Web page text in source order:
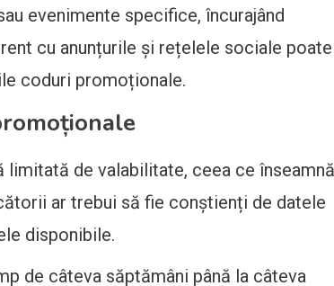
evenimente specifice, încurajând
cu anunțurile și rețelele sociale poate
coduri promoționale.
de valabilitate, ceea ce înseamnă
ar trebui să fie conștienți de datele
disponibile.
de câteva săptămâni până la câteva